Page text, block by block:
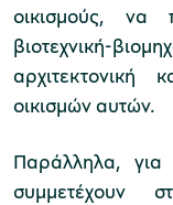
εισιτηρίων
οικισμούς, να
βιοτεχνική-
αρχιτεκτονική
οικισμών αυτών.
Παράλληλα,
συμμετέχουν